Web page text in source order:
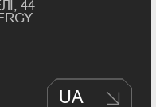
надлишки
і забезпечуючи
найчастіше
44
UA